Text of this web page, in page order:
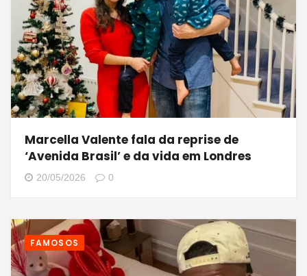
Marcella Valente fala da reprise de
‘Avenida Brasil’ e da vida em Londres
20/05/2026 0
FAMOSOS